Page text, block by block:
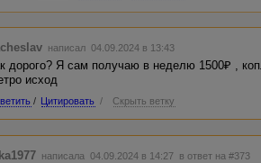
написал 04.09.2024 в 13:43
дорого? Я сам получаю в неделю 1500₽ ,
исход
/ Цитировать / Скрыть ветку
написала 04.09.2024 в 14:27 в ответ на #373